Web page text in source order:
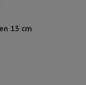
13 cm